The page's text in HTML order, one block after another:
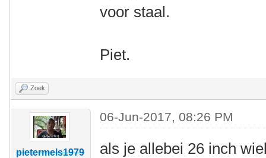
voor staal.
Piet.
Zoek
pietermels1979
06-Jun-2017, 08:26 PM
als je allebei 26 inch